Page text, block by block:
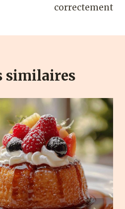
correctement
similaires